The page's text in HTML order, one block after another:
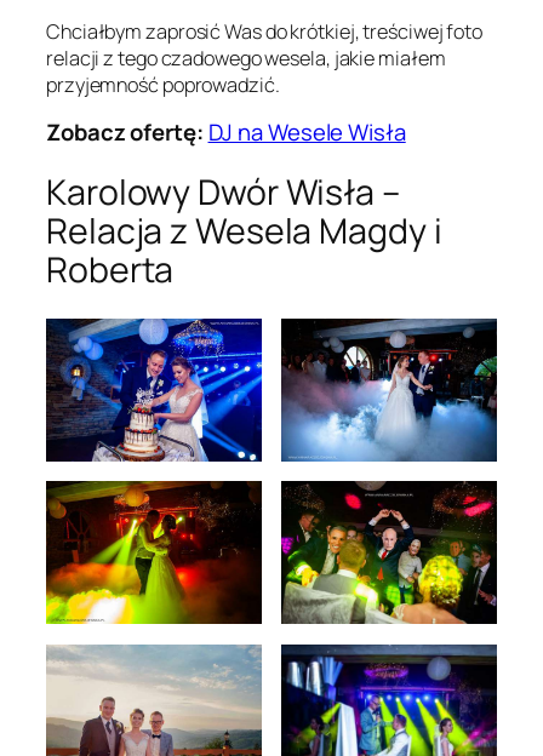
Chciałbym zaprosić Was do krótkiej, treściwej foto
relacji z tego czadowego wesela, jakie miałem
przyjemność poprowadzić.
Zobacz ofertę: DJ na Wesele Wisła
Karolowy Dwór Wisła –
Relacja z Wesela Magdy i
Roberta